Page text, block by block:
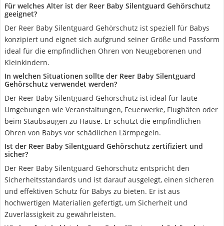
Für welches Alter ist der Reer Baby Silentguard Gehörschutz
geeignet?
Der Reer Baby Silentguard Gehörschutz ist speziell für Babys
konzipiert und eignet sich aufgrund seiner Größe und Passform
ideal für die empfindlichen Ohren von Neugeborenen und
Kleinkindern.
In welchen Situationen sollte der Reer Baby Silentguard
Gehörschutz verwendet werden?
Der Reer Baby Silentguard Gehörschutz ist ideal für laute
Umgebungen wie Veranstaltungen, Feuerwerke, Flughäfen oder
beim Staubsaugen zu Hause. Er schützt die empfindlichen
Ohren von Babys vor schädlichen Lärmpegeln.
Ist der Reer Baby Silentguard Gehörschutz zertifiziert und
sicher?
Der Reer Baby Silentguard Gehörschutz entspricht den
Sicherheitsstandards und ist darauf ausgelegt, einen sicheren
und effektiven Schutz für Babys zu bieten. Er ist aus
hochwertigen Materialien gefertigt, um Sicherheit und
Zuverlässigkeit zu gewährleisten.